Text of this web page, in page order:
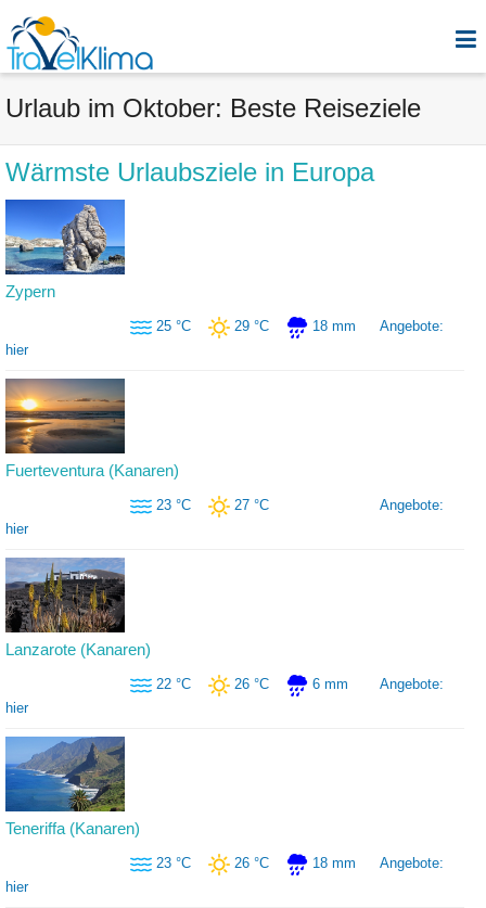
Urlaub im Oktober: Beste Reiseziele
Wärmste Urlaubsziele in Europa
Zypern
25 °C 29 °C 18 mm
Angebote:
hier
Fuerteventura (Kanaren)
23 °C 27 °C
Angebote:
hier
Lanzarote (Kanaren)
22 °C 26 °C 6 mm
Angebote:
hier
Teneriffa (Kanaren)
23 °C 26 °C 18 mm
Angebote:
hier